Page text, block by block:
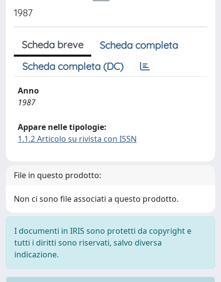
1987
Scheda breve
Scheda completa
Scheda completa (DC)
Anno
1987
Appare nelle tipologie:
1.1.2 Articolo su rivista con ISSN
File in questo prodotto:
Non ci sono file associati a questo prodotto.
I documenti in IRIS sono protetti da copyright e
tutti i diritti sono riservati, salvo diversa
indicazione.